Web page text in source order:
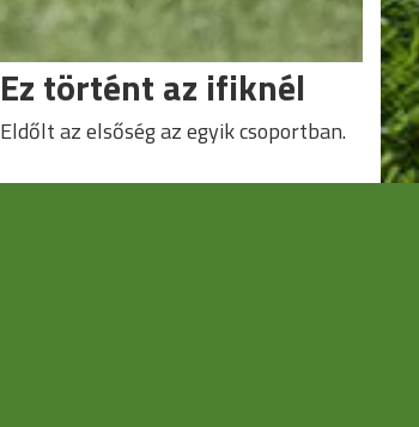
Ez történt az ifiknél
Eldőlt az elsőség az egyik csoportban.